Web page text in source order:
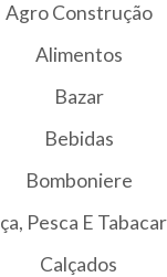
Agro Construção
Alimentos
Bazar
Bebidas
Bomboniere
Pesca E
Calçados